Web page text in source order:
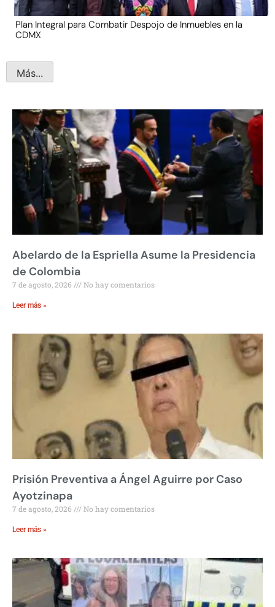
Plan Integral para Combatir Despojo de Inmuebles en la
CDMX
Más...
Abelardo de la Espriella Asume la Presidencia
de Colombia
7 de agosto, 2026 No hay comentarios
Leer más »
Prisión Preventiva a Ángel Aguirre por Caso
Ayotzinapa
7 de agosto, 2026 No hay comentarios
Leer más »